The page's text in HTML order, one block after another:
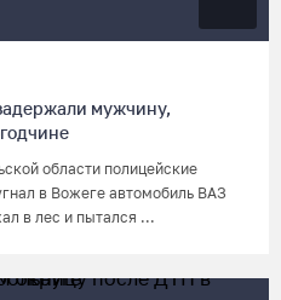
мужчину,
области полицейские
в Вожеге автомобиль ВАЗ
в лес и пытался ...